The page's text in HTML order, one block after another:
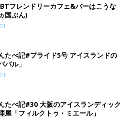
フレンドリーカフェ&バーはこうな
国ぶん)
たべ記#プライド5号 アイスランドの
バル」
たべ記#30 大阪のアイスランディック
屋「フィルクトゥ・ミエール」